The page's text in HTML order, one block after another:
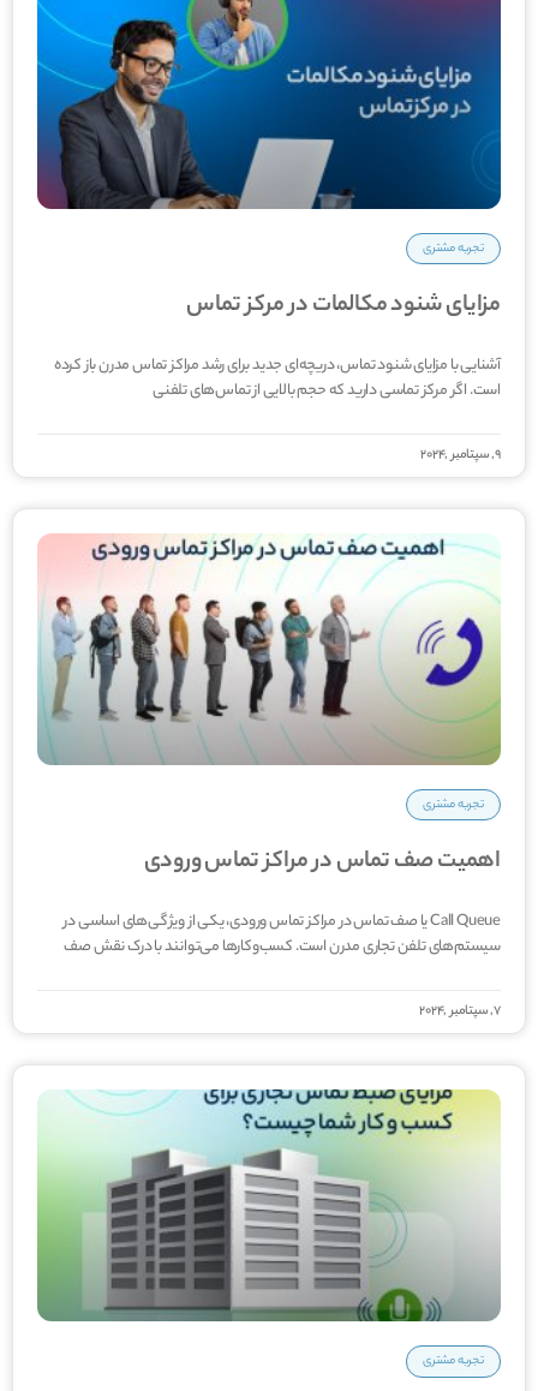
تجربه مشتری
مزایای شنود مکالمات در مرکز تماس
آشنایی با مزایای شنود تماس، دریچه‌­ای جدید برای رشد مراکز تماس مدرن باز کرده
است. اگر مرکز تماسی دارید که حجم بالایی از تماس‌های تلفنی
9, سپتامبر ,2024
تجربه مشتری
اهمیت صف تماس در مراکز تماس ورودی
Call Queue یا صف تماس در مراکز تماس ورودی، یکی از ویژگی­‌های اساسی در
سیستم‌های تلفن تجاری مدرن است. کسب‌وکارها می‌­توانند با درک نقش صف
7, سپتامبر ,2024
تجربه مشتری